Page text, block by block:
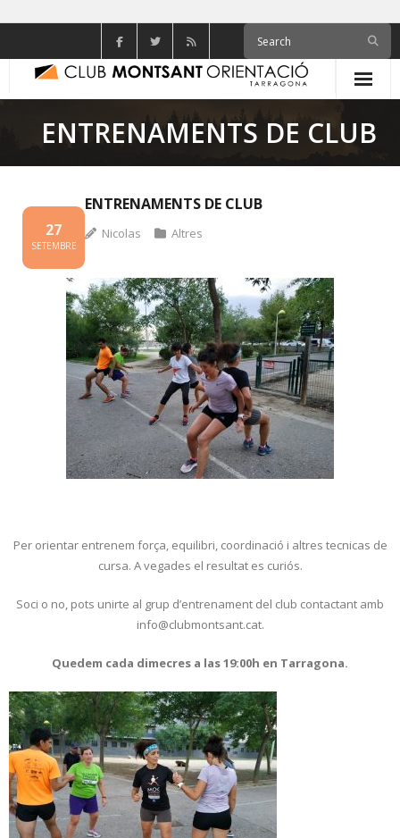
content
ENTRENAMENTS DE CLUB
ENTRENAMENTS DE CLUB
27
SETEMBRE
Nicolas Altres
Per orientar entrenem força, equilibri, coordinació i altres tecnicas de
cursa. A vegades el resultat es curiós.
Soci o no, pots unirte al grup d’entrenament del club contactant amb
info@clubmontsant.cat.
Quedem cada dimecres a las 19:00h en Tarragona.